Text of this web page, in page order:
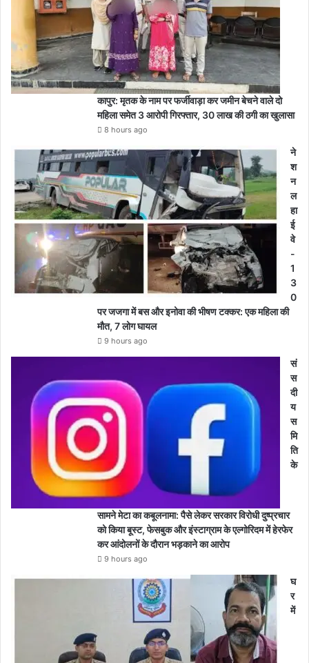
कापुर: मृतक के नाम पर फर्जीवाड़ा कर जमीन बेचने वाले दो
महिला समेत 3 आरोपी गिरफ्तार, 30 लाख की ठगी का खुलासा
8 hours ago
ने
श
न
ल
हा
ई
वे
-
1
3
0
पर जजगा में बस और इनोवा की भीषण टक्कर: एक महिला की
मौत, 7 लोग घायल
9 hours ago
सं
स
दी
य
स
मि
ति
के
सामने मेटा का कबूलनामा: पैसे लेकर सरकार विरोधी दुष्प्रचार
को किया बूस्ट, फेसबुक और इंस्टाग्राम के एल्गोरिदम में हेरफेर
कर आंदोलनों के दौरान भड़काने का आरोप
9 hours ago
घ
र
में